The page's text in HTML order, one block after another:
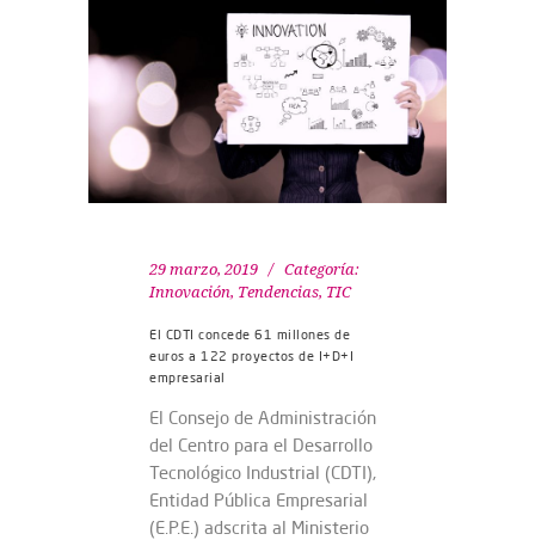
29 marzo, 2019
Categoría:
Innovación, Tendencias, TIC
El CDTI concede 61 millones de
euros a 122 proyectos de I+D+I
empresarial
El Consejo de Administración
del Centro para el Desarrollo
Tecnológico Industrial (CDTI),
Entidad Pública Empresarial
(E.P.E.) adscrita al Ministerio